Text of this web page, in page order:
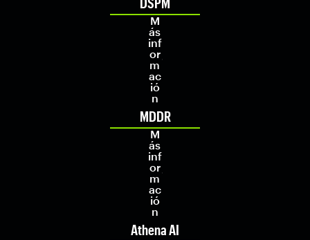
M
ás
inf
or
m
ac
ió
n
MDDR
M
ás
inf
or
m
ac
ió
n
Athena AI